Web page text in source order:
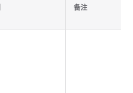
备注